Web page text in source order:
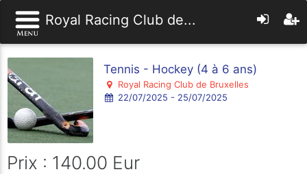
Royal Racing Club de...
Tennis - Hockey (4 à 6 ans)
Royal Racing Club de Bruxelles
22/07/2025 - 25/07/2025
Prix : 140.00 Eur